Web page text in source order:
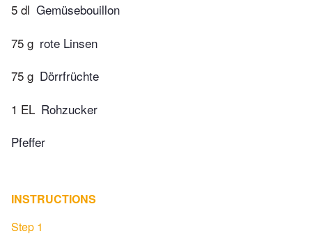
5 dl Gemüsebouillon
75 g rote Linsen
75 g Dörrfrüchte
1 EL Rohzucker
Pfeffer
INSTRUCTIONS
Step 1